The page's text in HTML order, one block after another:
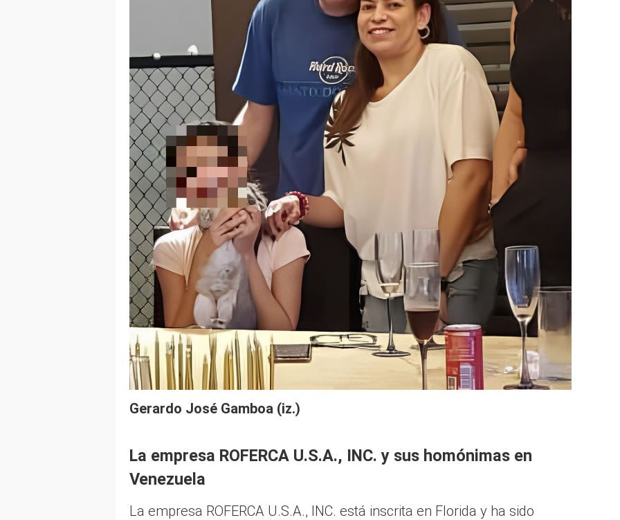
Gerardo José Gamboa (iz.)
La empresa ROFERCA U.S.A., INC. y sus homónimas en
Venezuela
La empresa ROFERCA U.S.A., INC. está inscrita en Florida y ha sido